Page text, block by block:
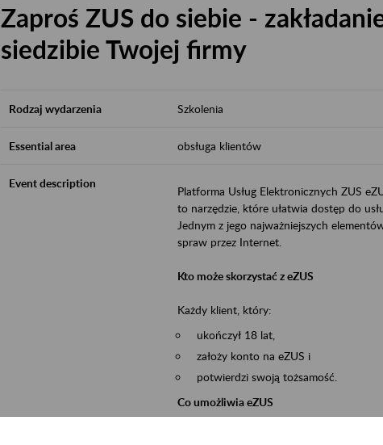
Zaproś ZUS do siebie -
siedzibie Twojej firmy
Rodzaj wydarzenia Szkolenia
Essential area obsługa klientów
Event description
Platforma Usług Elektronicznych ZUS
to narzędzie, które ułatwia dostęp do
Jednym z jego najważniejszych
spraw przez Internet.
Kto może skorzystać z eZUS
Każdy klient, który:
ukończył 18 lat,
założy konto na eZUS i
potwierdzi swoją tożsamość.
Co umożliwia eZUS